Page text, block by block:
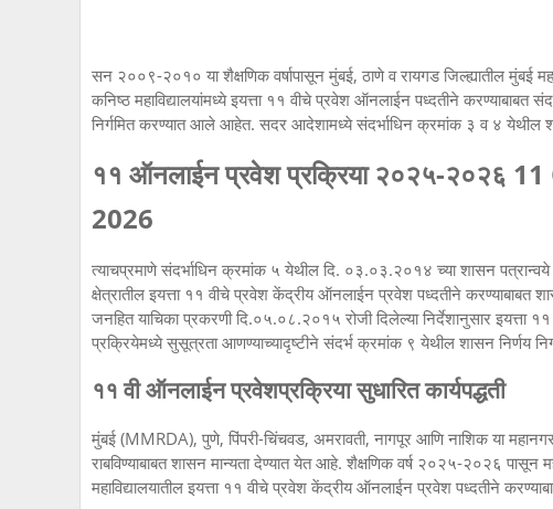
सन २००९-२०१० या शैक्षणिक वर्षापासून मुंबई, ठाणे व रायगड जिल्ह्यातील मुंबई
कनिष्ठ महाविद्यालयांमध्ये इयत्ता ११ वीचे प्रवेश ऑनलाईन पध्दतीने
निर्गमित करण्यात आले आहेत. सदर आदेशामध्ये संदर्भाधिन क्रमांक ३ व ४ येथील
११ ऑनलाईन प्रवेश प्रक्रिया २०२५-२०२६
2026
त्याचप्रमाणे संदर्भाधिन क्रमांक ५ येथील दि. ०३.०३.२०१४ च्या शासन
क्षेत्रातील इयत्ता ११ वीचे प्रवेश केंद्रीय ऑनलाईन प्रवेश पध्दतीने करण्याबाबत
जनहित याचिका प्रकरणी दि.०५.०८.२०१५ रोजी दिलेल्या निर्देशानुसार
प्रक्रियेमध्ये सुसूत्रता आणण्याच्यादृष्टीने संदर्भ क्रमांक ९ येथील शासन निर्णय
११ वी ऑनलाईन प्रवेशप्रक्रिया सुधारित कार्यपद्धती
मुंबई (MMRDA), पुणे, पिंपरी-चिंचवड, अमरावती, नागपूर आणि नाशिक या
राबविण्याबाबत शासन मान्यता देण्यात येत आहे. शैक्षणिक वर्ष २०२५-२०२६ पासून
महाविद्यालयातील इयत्ता ११ वीचे प्रवेश केंद्रीय ऑनलाईन प्रवेश पध्दतीने